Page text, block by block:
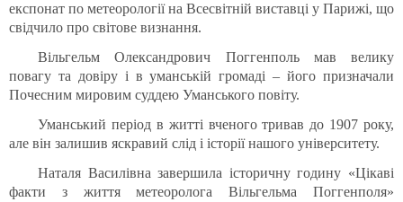
експонат по метеорології на Всесвітній виставці у Парижі, що
свідчило про світове визнання.
Вільгельм Олександрович Поггенполь мав велику
повагу та довіру і в уманській громаді – його призначали
Почесним мировим суддею Уманського повіту.
Уманський період в житті вченого тривав до 1907 року,
але він залишив яскравий слід і історії нашого університету.
Наталя Василівна завершила історичну годину «Цікаві
факти з життя метеоролога Вільгельма Поггенполя»